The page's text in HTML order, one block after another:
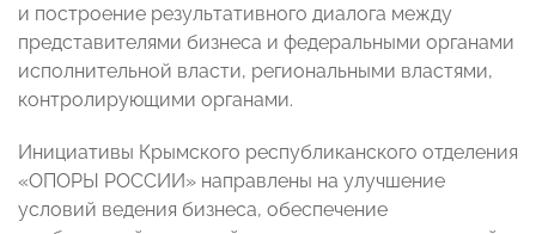
и построение результативного диалога между
представителями бизнеса и федеральными органами
исполнительной власти, региональными властями,
контролирующими органами.
Инициативы Крымского республиканского отделения
«ОПОРЫ РОССИИ» направлены на улучшение
условий ведения бизнеса, обеспечение